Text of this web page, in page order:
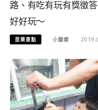
路、有吃有玩有獎徵
好好玩～
苗栗景點 小腹婆 2019-